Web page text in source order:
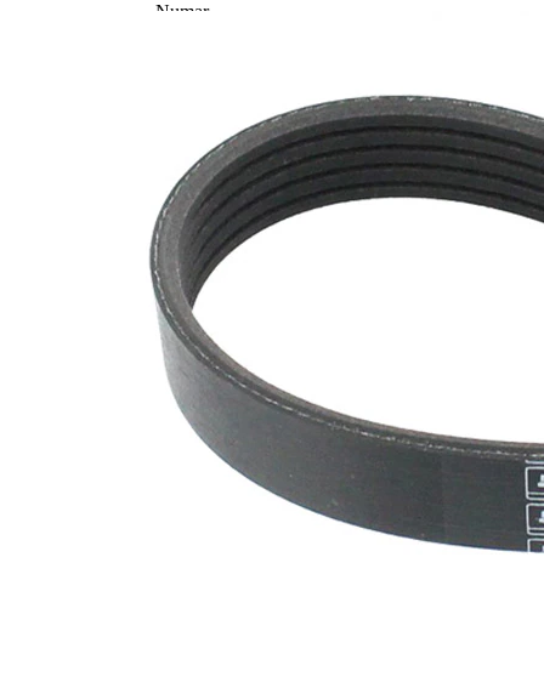
Numar
substante
SVHC
Material
curea
EPDM
(etilen
propilen
dienă
cauciuc)